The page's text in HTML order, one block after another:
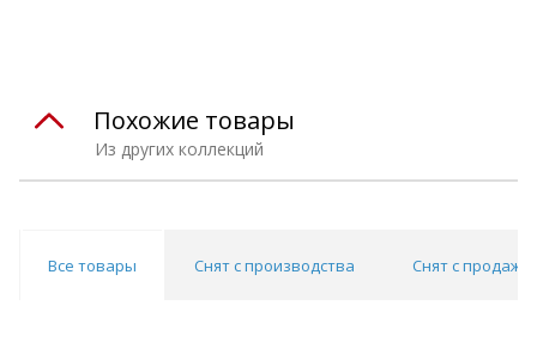
Из других коллекций
Похожие товары
Все товары Снят с производства Снят с продаж